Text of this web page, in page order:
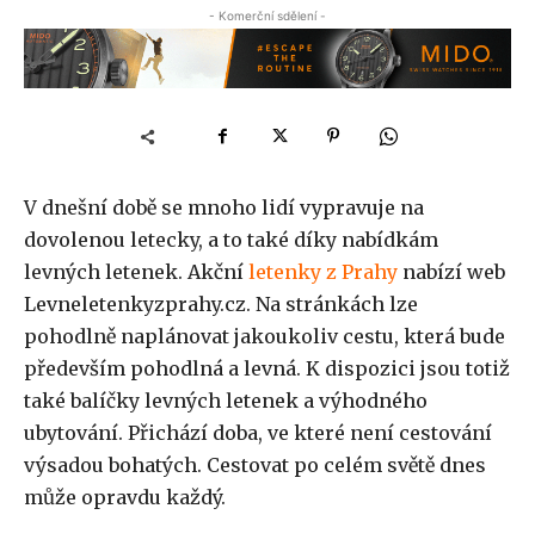
- Komerční sdělení -
V dnešní době se mnoho lidí vypravuje na
dovolenou letecky, a to také díky nabídkám
levných letenek. Akční letenky z Prahy nabízí web
Levneletenkyzprahy.cz. Na stránkách lze
pohodlně naplánovat jakoukoliv cestu, která bude
především pohodlná a levná. K dispozici jsou totiž
také balíčky levných letenek a výhodného
ubytování. Přichází doba, ve které není cestování
výsadou bohatých. Cestovat po celém světě dnes
může opravdu každý.